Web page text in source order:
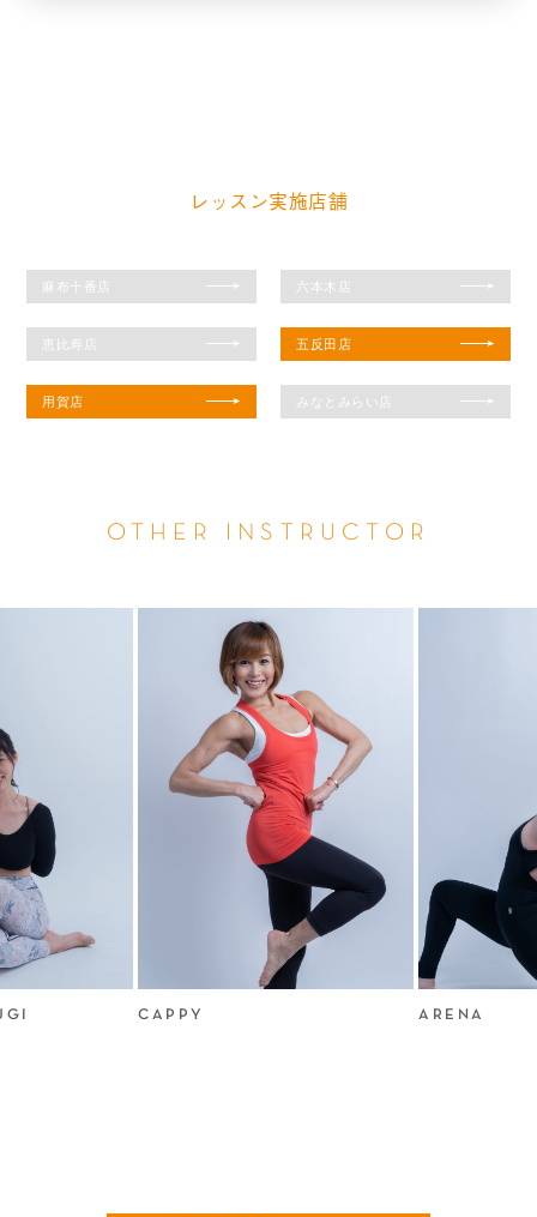
レッスン実施店舗
麻布十番店 六本木店
恵比寿店 五反田店
用賀店 みなとみらい店
OTHER INSTRUCTOR
CAPPY ARENA